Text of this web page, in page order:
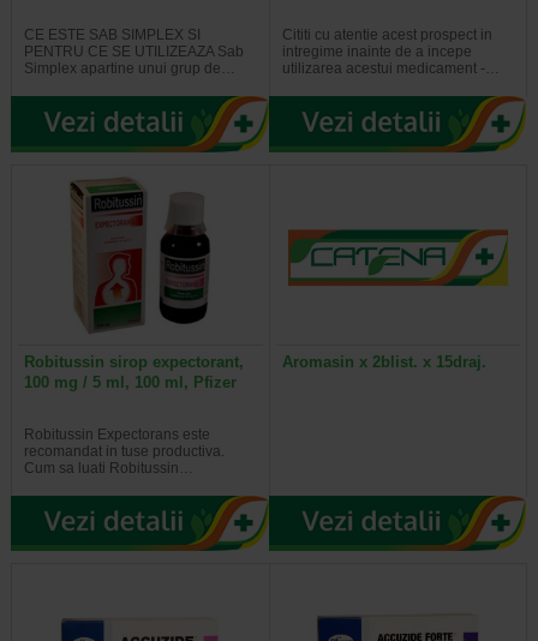
CE ESTE SAB SIMPLEX SI
PENTRU CE SE UTILIZEAZA Sab
Simplex apartine unui grup de…
Cititi cu atentie acest prospect in
intregime inainte de a incepe
utilizarea acestui medicament -…
Robitussin sirop expectorant,
100 mg / 5 ml, 100 ml, Pfizer
Robitussin Expectorans este
recomandat in tuse productiva.
Cum sa luati Robitussin…
Aromasin x 2blist. x 15draj.